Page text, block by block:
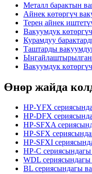
Металл барактын
Айнек көтөргүч
Терең айнек
Вакуумдук
Курамдуу
Таштарды
Ыңгайлаштырылган
Вакуумдук
Өнөр жайда
HP-YFX
HP-DFX
HP-SFXA
HP-SFX
HP-SFXI
HP-C
WDL сериясындагы
BL сериясындагы